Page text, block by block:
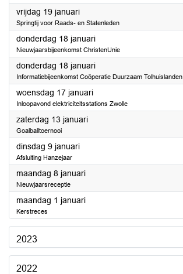
vrijdag 19 januari2024
Springtij voor Raads- en Statenleden
donderdag 18 januari2024
Nieuwjaarsbijeenkomst ChristenUnie
donderdag 18 januari2024
Informatiebijeenkomst Coöperatie Duurzaam Tolhuislanden
woensdag 17 januari2024
Inloopavond elektriciteitsstations Zwolle
zaterdag 13 januari2024
Goalballtoernooi
dinsdag 9 januari2024
Afsluiting Hanzejaar
maandag 8 januari2024
Nieuwjaarsreceptie
maandag 1 januari2024
Kerstreces
2023
2022